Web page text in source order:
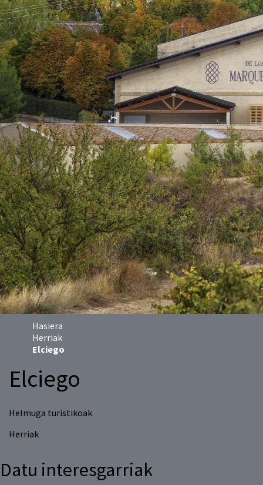
Hasiera
Herriak
Elciego
Elciego
Helmuga turistikoak
Herriak
Datu interesgarriak